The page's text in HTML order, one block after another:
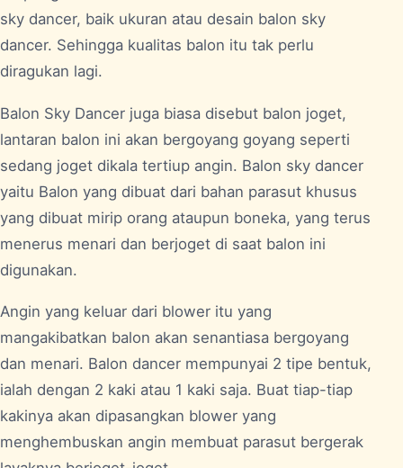
sky dancer, baik ukuran atau desain balon sky
dancer. Sehingga kualitas balon itu tak perlu
diragukan lagi.
Balon Sky Dancer juga biasa disebut balon joget,
lantaran balon ini akan bergoyang goyang seperti
sedang joget dikala tertiup angin. Balon sky dancer
yaitu Balon yang dibuat dari bahan parasut khusus
yang dibuat mirip orang ataupun boneka, yang terus
menerus menari dan berjoget di saat balon ini
digunakan.
Angin yang keluar dari blower itu yang
mangakibatkan balon akan senantiasa bergoyang
dan menari. Balon dancer mempunyai 2 tipe bentuk,
ialah dengan 2 kaki atau 1 kaki saja. Buat tiap-tiap
kakinya akan dipasangkan blower yang
menghembuskan angin membuat parasut bergerak